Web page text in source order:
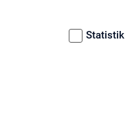
Statistik